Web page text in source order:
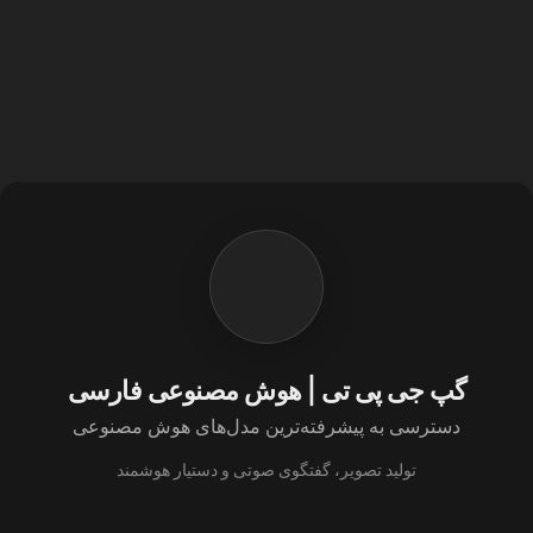
گپ جی پی تی | هوش مصنوعی فارسی
دسترسی به پیشرفته‌ترین مدل‌های هوش مصنوعی
تولید تصویر، گفتگوی صوتی و دستیار هوشمند